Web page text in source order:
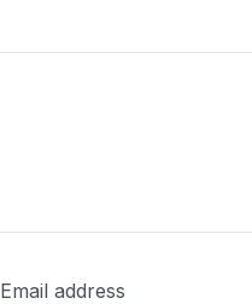
Email address